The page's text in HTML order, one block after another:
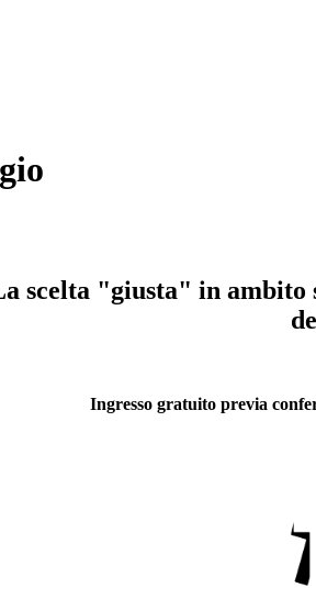
scelta "giusta" in ambito
Ingresso gratuito previa